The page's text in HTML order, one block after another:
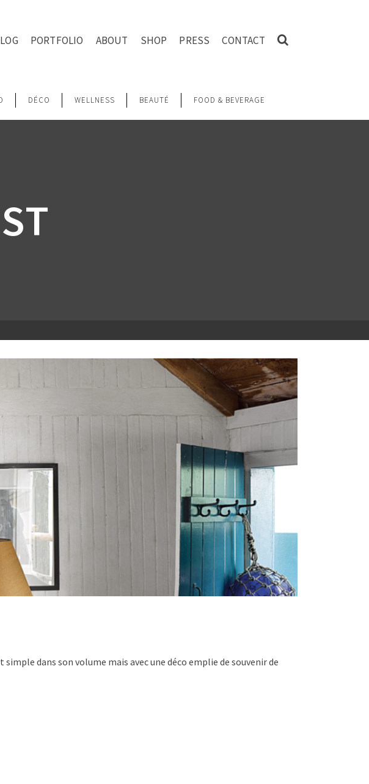
PORTFOLIO ABOUT SHOP PRESS CONTACT
DÉCO WELLNESS BEAUTÉ FOOD & BEVERAGE
dans son volume mais avec une déco emplie de souvenir de